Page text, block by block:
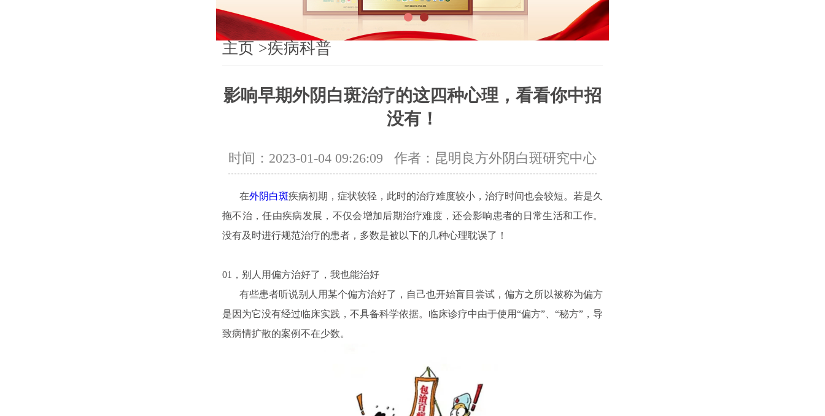
主页 >疾病科普
影响早期外阴白斑治疗的这四种心理，看看你中招
没有！
时间：2023-01-04 09:26:09 作者：昆明良方外阴白斑研究中心
在外阴白斑疾病初期，症状较轻，此时的治疗难度较小，治疗时间也会较短。若是久
拖不治，任由疾病发展，不仅会增加后期治疗难度，还会影响患者的日常生活和工作。
没有及时进行规范治疗的患者，多数是被以下的几种心理耽误了！
01，别人用偏方治好了，我也能治好
有些患者听说别人用某个偏方治好了，自己也开始盲目尝试，偏方之所以被称为偏方
是因为它没有经过临床实践，不具备科学依据。临床诊疗中由于使用“偏方”、“秘方”，导
致病情扩散的案例不在少数。